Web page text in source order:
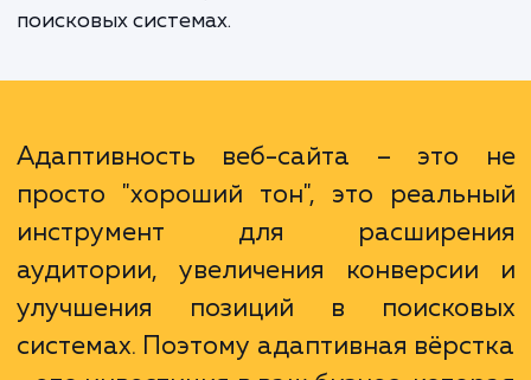
большинством пользователей. Во-вторых,
сайт лучше воспринимается
системами, что позитивно сказывается на
оптимизации и продвижении вашего
поисковых системах.